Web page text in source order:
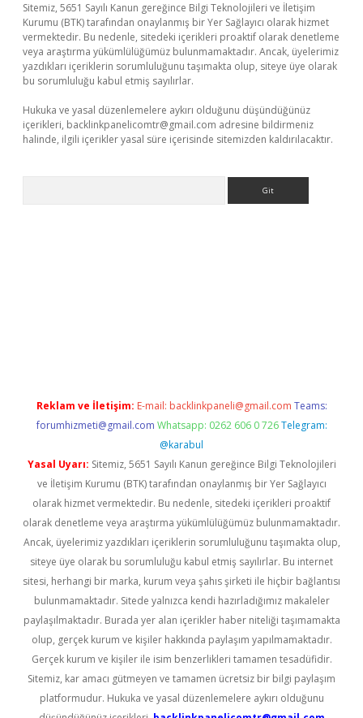
Sitemiz, 5651 Sayılı Kanun gereğince Bilgi Teknolojileri ve İletişim
Kurumu (BTK) tarafından onaylanmış bir Yer Sağlayıcı olarak hizmet
vermektedir. Bu nedenle, sitedeki içerikleri proaktif olarak denetleme
veya araştırma yükümlülüğümüz bulunmamaktadır. Ancak, üyelerimiz
yazdıkları içeriklerin sorumluluğunu taşımakta olup, siteye üye olarak
bu sorumluluğu kabul etmiş sayılırlar.
Hukuka ve yasal düzenlemelere aykırı olduğunu düşündüğünüz
içerikleri, backlinkpanelicomtr@gmail.com adresine bildirmeniz
halinde, ilgili içerikler yasal süre içerisinde sitemizden kaldırılacaktır.
Reklam ve İletişim: E-mail: backlinkpaneli@gmail.com Teams:
forumhizmeti@gmail.com Whatsapp: 0262 606 0 726 Telegram:
@karabul
Yasal Uyarı: Sitemiz, 5651 Sayılı Kanun gereğince Bilgi Teknolojileri
ve İletişim Kurumu (BTK) tarafından onaylanmış bir Yer Sağlayıcı
olarak hizmet vermektedir. Bu nedenle, sitedeki içerikleri proaktif
olarak denetleme veya araştırma yükümlülüğümüz bulunmamaktadır.
Ancak, üyelerimiz yazdıkları içeriklerin sorumluluğunu taşımakta olup,
siteye üye olarak bu sorumluluğu kabul etmiş sayılırlar. Bu internet
sitesi, herhangi bir marka, kurum veya şahıs şirketi ile hiçbir bağlantısı
bulunmamaktadır. Sitede yalnızca kendi hazırladığımız makaleler
paylaşılmaktadır. Burada yer alan içerikler haber niteliği taşımamakta
olup, gerçek kurum ve kişiler hakkında paylaşım yapılmamaktadır.
Gerçek kurum ve kişiler ile isim benzerlikleri tamamen tesadüfidir.
Sitemiz, kar amacı gütmeyen ve tamamen ücretsiz bir bilgi paylaşım
platformudur. Hukuka ve yasal düzenlemelere aykırı olduğunu